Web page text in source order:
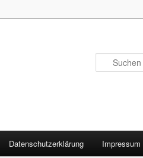
Datenschutzerklärung Impressum